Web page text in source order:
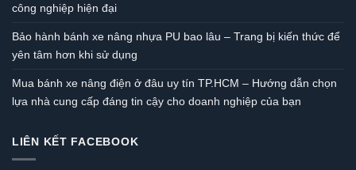
công nghiệp hiện đại
Bảo hành bánh xe nâng nhựa PU bao lâu – Trang bị kiến thức để
yên tâm hơn khi sử dụng
Mua bánh xe nâng điện ở đâu uy tín TP.HCM – Hướng dẫn chọn
lựa nhà cung cấp đáng tin cậy cho doanh nghiệp của bạn
LIÊN KẾT FACEBOOK